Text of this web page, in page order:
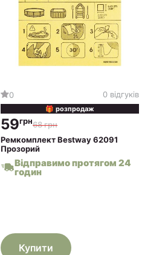
0 0 відгуків
🎁 розпродаж
68 грн
59грн
Ремкомплект Bestway 62091
Прозорий
Відправимо протягом 24
годин
Купити